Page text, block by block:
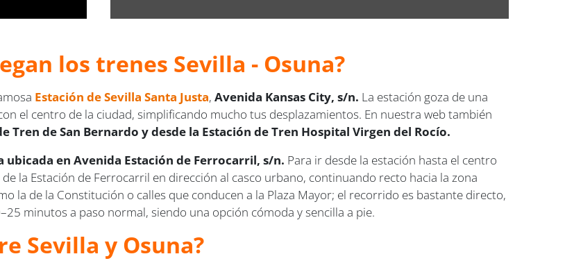
los trenes Sevilla - Osuna?
Estación de Sevilla Santa Justa,Avenida Kansas City, s/n. La estación goza de una
el centro de la ciudad, simplificando mucho tus desplazamientos. En nuestra web también
Tren de San Bernardo y desde la Estación de Tren Hospital Virgen del Rocío.
ubicada en Avenida Estación de Ferrocarril, s/n. Para ir desde la estación hasta el centro
la Estación de Ferrocarril en dirección al casco urbano, continuando recto hacia la zona
la de la Constitución o calles que conducen a la Plaza Mayor; el recorrido es bastante directo,
minutos a paso normal, siendo una opción cómoda y sencilla a pie.
Sevilla y Osuna?